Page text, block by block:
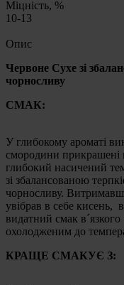
Міцність, %
10-13
Опис
Червоне Сухе зі
чорносливу
СМАК:
У глибокому ароматі
смородини
глибокий насичений
зі збалансованою
чорносливу.
увібрав в себе кисень,
видатний смак
охолодженим до
КРАЩЕ СМАКУЄ З: